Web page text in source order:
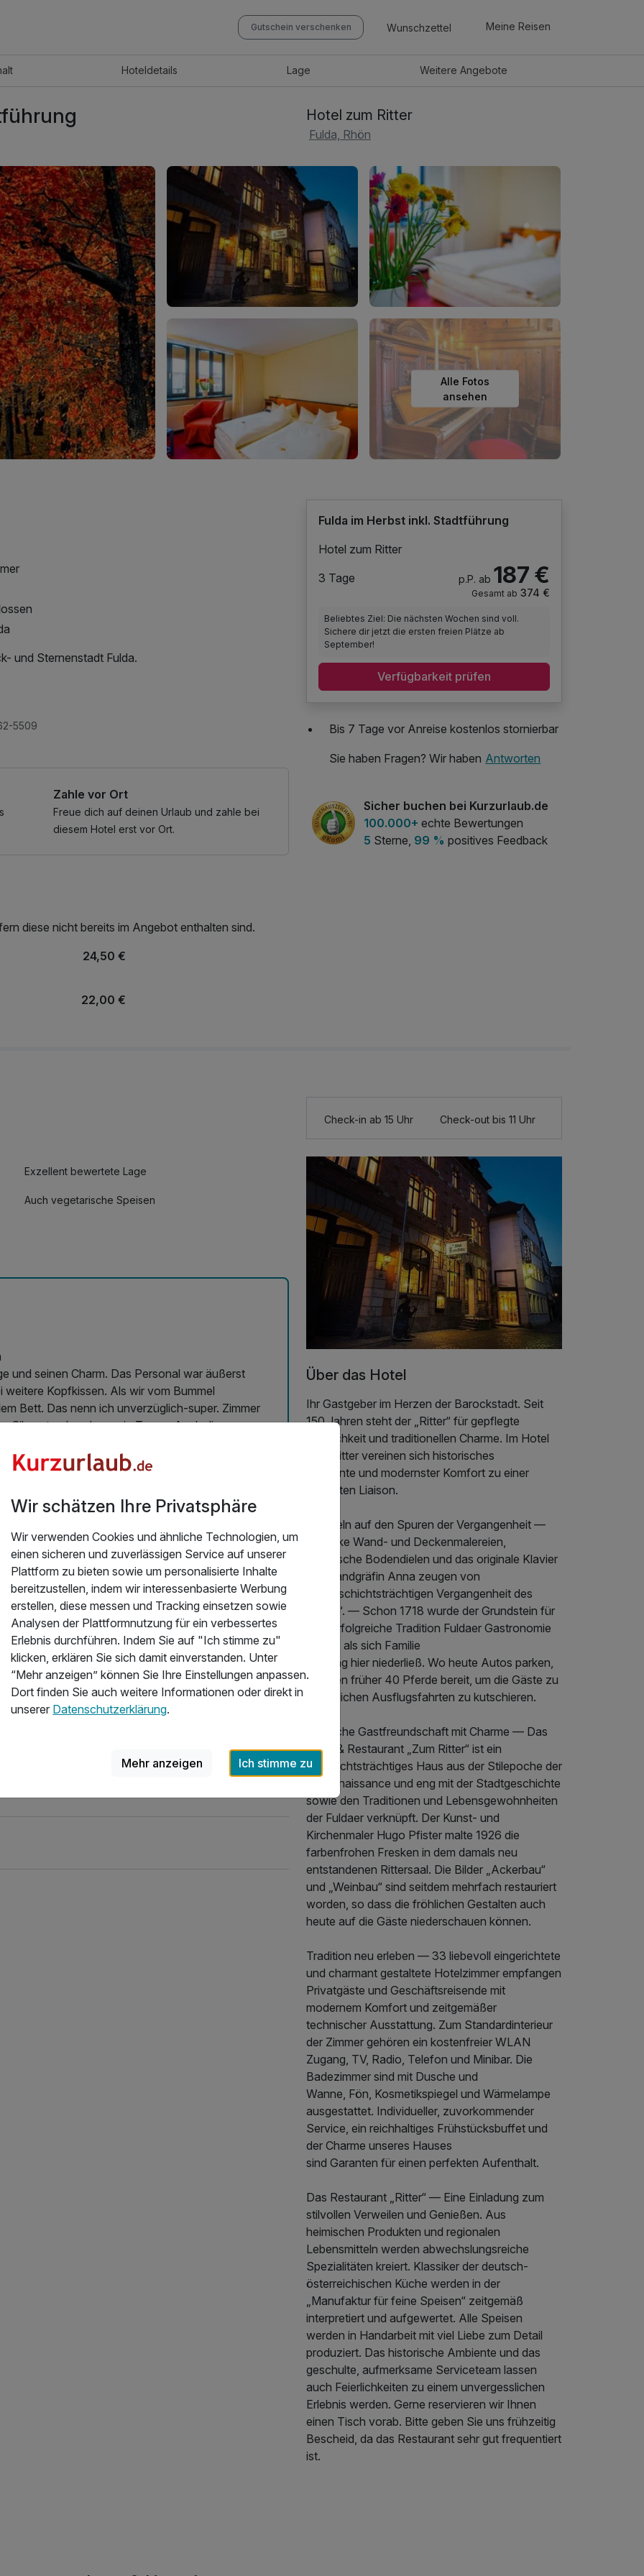
Gutschein verschenken Wunschzettel Meine Reisen
Hoteldetails Lage WeitereAngebote
Hotel zum Ritter
Fulda, Rhön
Alle Fotos
ansehen
und Sternenstadt Fulda.
5509
Zahle vor Ort
Freue dich auf deinen Urlaub und zahle bei
diesem Hotel erst vor Ort.
diese nicht bereits im Angebot enthalten sind.
24,50 €
22,00 €
Fulda im Herbst inkl. Stadtführung
Hotel zum Ritter
3 Tage
p.P. ab 187 €
Gesamt ab 374 €
Beliebtes Ziel: Die nächsten Wochen sind voll.
Sichere dir jetzt die ersten freien Plätze ab
September!
Verfügbarkeit prüfen
Bis 7 Tage vor Anreise kostenlos stornierbar
Sie haben Fragen? Wir haben Antworten
Sicher buchen bei Kurzurlaub.de
100.000+ echte Bewertungen
5 Sterne, 99 % positives Feedback
Exzellent bewertete Lage
Auch vegetarische Speisen
und seinen Charm. Das Personal war äußerst
Kopfkissen. Als wir vom Bummel
Bett. Das nenn ich unverzüglich-super. Zimmer
Silversterabend war ein Traum. Auch die
ein SUPER-URLAUB.
Check-in ab 15 Uhr Check-out bis 11 Uhr
Über das Hotel
Ihr Gastgeber im Herzen der Barockstadt. Seit
150 Jahren steht der „Ritter“ für gepflegte
Gastlichkeit und traditionellen Charme. Im Hotel
zum Ritter vereinen sich historisches
Ambiente und modernster Komfort zu einer
perfekten Liaison.
Wandeln auf den Spuren der Vergangenheit —
Barocke Wand- und Deckenmalereien,
historische Bodendielen und das originale Klavier
von Landgräfin Anna zeugen von
der geschichtsträchtigen Vergangenheit des
„Ritter“. — Schon 1718 wurde der Grundstein für
eine erfolgreiche Tradition Fuldaer Gastronomie
gelegt, als sich Familie
Veldung hier niederließ. Wo heute Autos parken,
standen früher 40 Pferde bereit, um die Gäste zu
gemütlichen Ausflugsfahrten zu kutschieren.
Herzliche Gastfreundschaft mit Charme — Das
Hotel & Restaurant „Zum Ritter“ ist ein
geschichtsträchtiges Haus aus der Stilepoche der
Neorenaissance und eng mit der Stadtgeschichte
sowie den Traditionen und Lebensgewohnheiten
der Fuldaer verknüpft. Der Kunst- und
Kirchenmaler Hugo Pfister malte 1926 die
farbenfrohen Fresken in dem damals neu
entstandenen Rittersaal. Die Bilder „Ackerbau“
und „Weinbau“ sind seitdem mehrfach restauriert
worden, so dass die fröhlichen Gestalten auch
heute auf die Gäste niederschauen können.
Tradition neu erleben — 33 liebevoll eingerichtete
und charmant gestaltete Hotelzimmer empfangen
Privatgäste und Geschäftsreisende mit
modernem Komfort und zeitgemäßer
technischer Ausstattung. Zum Standardinterieur
der Zimmer gehören ein kostenfreier WLAN
Zugang, TV, Radio, Telefon und Minibar. Die
Badezimmer sind mit Dusche und
Wanne, Fön, Kosmetikspiegel und Wärmelampe
ausgestattet. Individueller, zuvorkommender
Service, ein reichhaltiges Frühstücksbuffet und
der Charme unseres Hauses
sind Garanten für einen perfekten Aufenthalt.
Das Restaurant „Ritter“ — Eine Einladung zum
stilvollen Verweilen und Genießen. Aus
heimischen Produkten und regionalen
Lebensmitteln werden abwechslungsreiche
Spezialitäten kreiert. Klassiker der deutsch-
österreichischen Küche werden in der
„Manufaktur für feine Speisen“ zeitgemäß
interpretiert und aufgewertet. Alle Speisen
werden in Handarbeit mit viel Liebe zum Detail
produziert. Das historische Ambiente und das
geschulte, aufmerksame Serviceteam lassen
auch Feierlichkeiten zu einem unvergesslichen
Erlebnis werden. Gerne reservieren wir Ihnen
einen Tisch vorab. Bitte geben Sie uns frühzeitig
Bescheid, da das Restaurant sehr gut frequentiert
ist.
Wir schätzen Ihre Privatsphäre
Wir verwenden Cookies und ähnliche Technologien, um
einen sicheren und zuverlässigen Service auf unserer
Plattform zu bieten sowie um personalisierte Inhalte
bereitzustellen, indem wir interessenbasierte Werbung
erstellen, diese messen und Tracking einsetzen sowie
Analysen der Plattformnutzung für ein verbessertes
Erlebnis durchführen. Indem Sie auf "Ich stimme zu"
klicken, erklären Sie sich damit einverstanden. Unter
“Mehr anzeigen” können Sie Ihre Einstellungen anpassen.
Dort finden Sie auch weitere Informationen oder direkt in
unserer Datenschutzerklärung.
Mehr anzeigen Ich stimme zu